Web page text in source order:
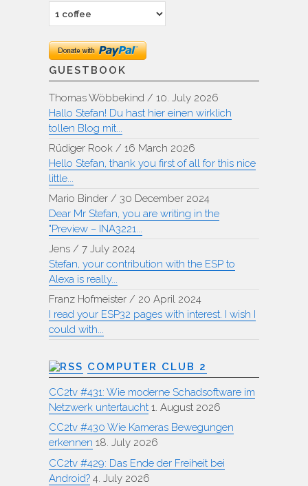
GUESTBOOK
Thomas Wöbbekind / 10. July 2026
Hallo Stefan! Du hast hier einen wirklich
tollen Blog mit...
Rüdiger Rook / 16 March 2026
Hello Stefan, thank you first of all for this nice
little...
Mario Binder / 30 December 2024
Dear Mr Stefan, you are writing in the
"Preview – INA3221...
Jens / 7 July 2024
Stefan, your contribution with the ESP to
Alexa is really...
Franz Hofmeister / 20 April 2024
I read your ESP32 pages with interest. I wish I
could with...
COMPUTER CLUB 2
CC2tv #431: Wie moderne Schadsoftware im
Netzwerk untertaucht 1. August 2026
CC2tv #430 Wie Kameras Bewegungen
erkennen 18. July 2026
CC2tv #429: Das Ende der Freiheit bei
Android? 4. July 2026